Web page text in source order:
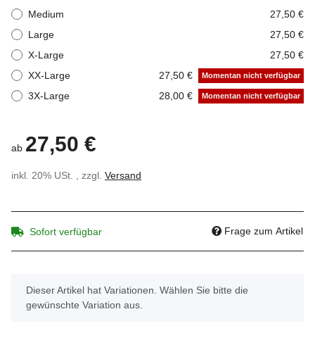
Medium
27,50 €
Large
27,50 €
X-Large
27,50 €
XX-Large
27,50 € Momentan nicht verfügbar
3X-Large 28,00 € Momentan nicht verfügbar
ab 27,50 €
inkl. 20% USt. , zzgl. Versand
Sofort verfügbar Frage zum Artikel
x
Dieser Artikel hat Variationen. Wählen Sie bitte die
gewünschte Variation aus.